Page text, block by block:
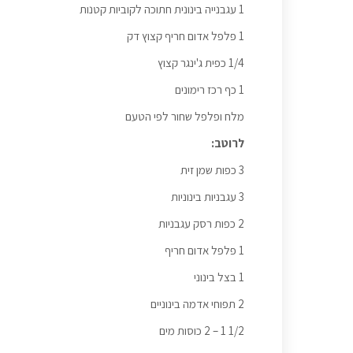
1 עגבנייה בינונית חתוכה לקוביות קטנות
1 פלפל אדום חריף קצוץ דק
1/4 כפית ג'ינגר קצוץ
1 כף רכז רימונים
מלח ופלפל שחור לפי הטעם
לרוטב:
3 כפות שמן זית
3 עגבניות בינוניות
2 כפות רסק עגבניות
1 פלפל אדום חריף
1 בצל בינוני
2 תפוחי אדמה בינוניים
1/2 1 – 2 כוסות מים